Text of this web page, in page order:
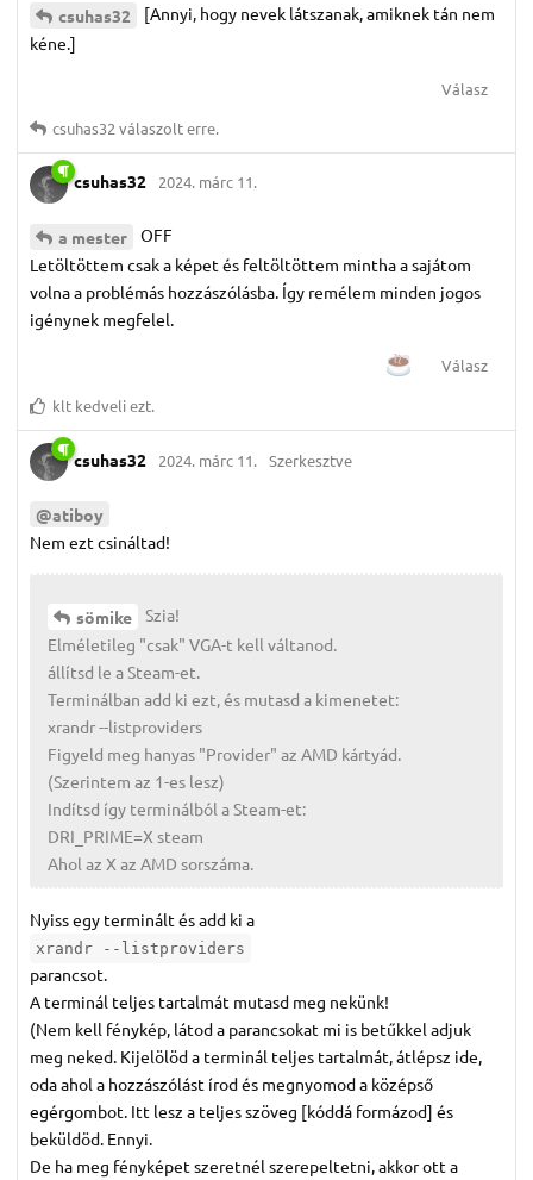
csuhas32
[Annyi, hogy nevek látszanak, amiknek tán nem
kéne.]
Válasz
csuhas32 válaszolt erre.
csuhas32 2024. márc 11.
a mester
OFF
Letöltöttem csak a képet és feltöltöttem mintha a sajátom
volna a problémás hozzászólásba. Így remélem minden jogos
igénynek megfelel.
Válasz
klt kedveli ezt.
csuhas32 2024. márc 11. Szerkesztve
@atiboy
Nem ezt csináltad!
sömike
Szia!
Elméletileg "csak" VGA-t kell váltanod.
állítsd le a Steam-et.
Terminálban add ki ezt, és mutasd a kimenetet:
xrandr --listproviders
Figyeld meg hanyas "Provider" az AMD kártyád.
(Szerintem az 1-es lesz)
Indítsd így terminálból a Steam-et:
DRI_PRIME=X steam
Ahol az X az AMD sorszáma.
Nyiss egy terminált és add ki a
xrandr --listproviders
parancsot.
A terminál teljes tartalmát mutasd meg nekünk!
(Nem kell fénykép, látod a parancsokat mi is betűkkel adjuk
meg neked. Kijelölöd a terminál teljes tartalmát, átlépsz ide,
oda ahol a hozzászólást írod és megnyomod a középső
egérgombot. Itt lesz a teljes szöveg [kóddá formázod] és
beküldöd. Ennyi.
De ha meg fényképet szeretnél szerepeltetni, akkor ott a